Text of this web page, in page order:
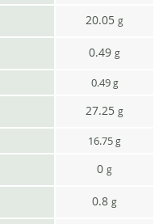
20.05 g
0.49 g
0.49g
27.25 g
16.75g
0 g
0.8 g